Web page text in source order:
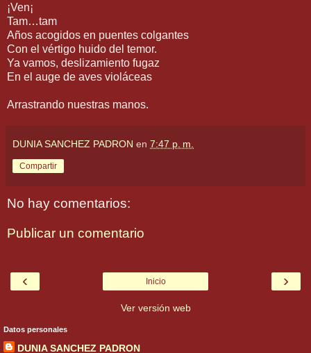
¡Ven¡
Tam…tam
Años acogidos en puentes colgantes
Con el vértigo huido del temor.
Ya vamos, deslizamiento fugaz
En el auge de aves violáceas
Arrastrando nuestras manos.
DUNIA SANCHEZ PADRON en 7:47 p. m.
Compartir
No hay comentarios:
Publicar un comentario
‹ ›
Inicio
Ver versión web
Datos personales
DUNIA SANCHEZ PADRON